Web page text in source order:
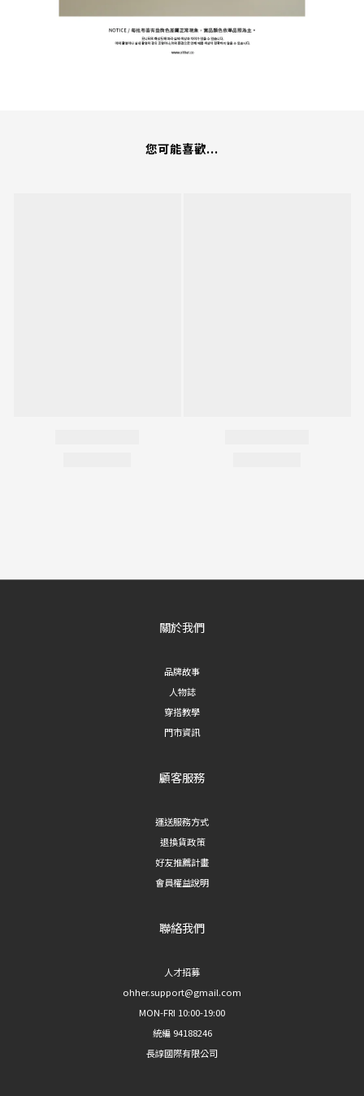
您可能喜歡...
關於我們
品牌故事
人物誌
穿搭教學
門市資訊
顧客服務
運送服務方式
退換貨政策
好友推薦計畫
會員權益說明
聯絡我們
人才招募
ohher.support@gmail.com
MON-FRI 10:00-19:00
統編 94188246
長諄國際有限公司